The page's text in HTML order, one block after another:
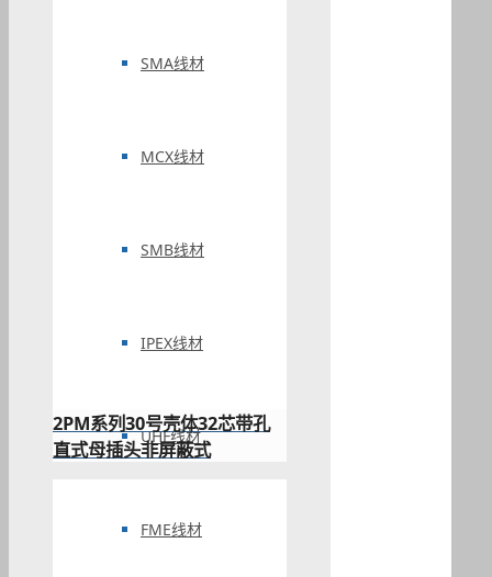
SMA线材
MCX线材
SMB线材
IPEX线材
UHF线材
FME线材
2PM系列30号壳体32芯带孔
直式母插头非屏蔽式